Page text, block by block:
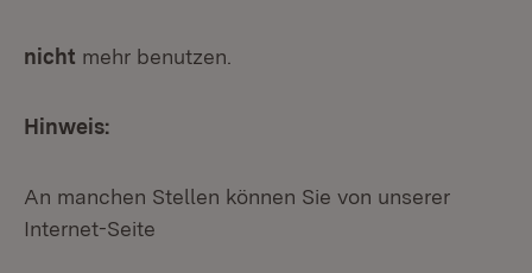
nicht mehr benutzen.
Hinweis:
An manchen Stellen können Sie von unserer
Internet-Seite